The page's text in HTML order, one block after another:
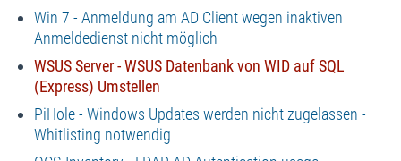
Win 7 - Anmeldung am AD Client wegen inaktiven
Anmeldedienst nicht möglich
WSUS Server - WSUS Datenbank von WID auf SQL
(Express) Umstellen
PiHole - Windows Updates werden nicht zugelassen -
Whitlisting notwendig